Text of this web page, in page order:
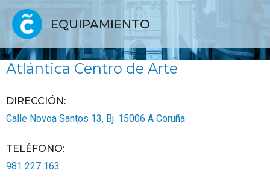
EQUIPAMIENTO
Atlántica Centro de Arte
DIRECCIÓN:
Calle Novoa Santos 13, Bj. 15006 A Coruña
TELÉFONO:
981 227 163